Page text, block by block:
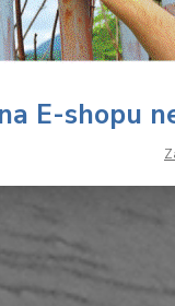
E-shopu